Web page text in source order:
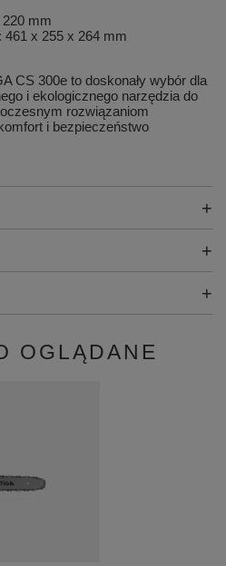
mm
x 255 x 264 mm
CS 300e to doskonały wybór dla
i ekologicznego narzędzia do
rozwiązaniom
i bezpieczeństwo
OGLĄDANE